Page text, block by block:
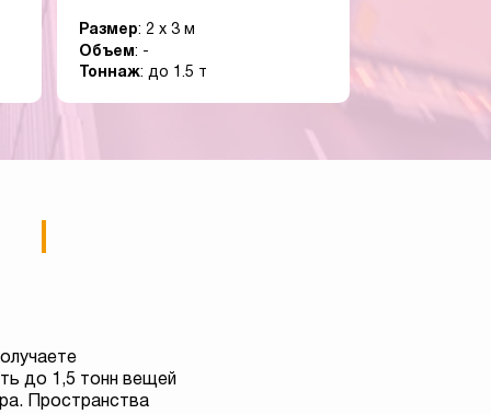
Размер: 2 x 3 м
Объем: -
Тоннаж: до 1.5 т
до 1,5 тонн вещей
Пространства